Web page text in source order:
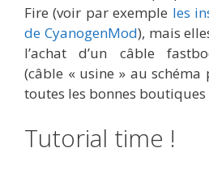
Fire (voir par exemple les
de CyanogenMod), mais
l’achat d’un câble
(câble « usine » au
toutes les bonnes boutiques
Tutorial time !